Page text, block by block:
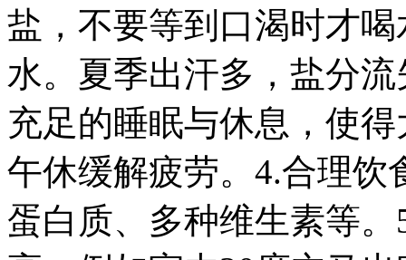
盐，不要等到口渴时才
水。夏季出汗多，盐分
充足的睡眠与休息，使
午休缓解疲劳。4.合理饮
蛋白质、多种维生素等